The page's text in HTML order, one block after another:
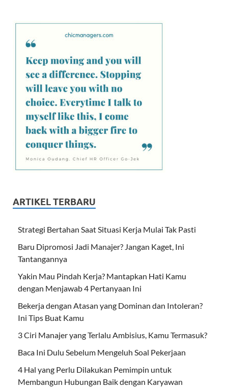
ARTIKEL TERBARU
Strategi Bertahan Saat Situasi Kerja Mulai Tak Pasti
Baru Dipromosi Jadi Manajer? Jangan Kaget, Ini
Tantangannya
Yakin Mau Pindah Kerja? Mantapkan Hati Kamu
dengan Menjawab 4 Pertanyaan Ini
Bekerja dengan Atasan yang Dominan dan Intoleran?
Ini Tips Buat Kamu
3 Ciri Manajer yang Terlalu Ambisius, Kamu Termasuk?
Baca Ini Dulu Sebelum Mengeluh Soal Pekerjaan
4 Hal yang Perlu Dilakukan Pemimpin untuk
Membangun Hubungan Baik dengan Karyawan